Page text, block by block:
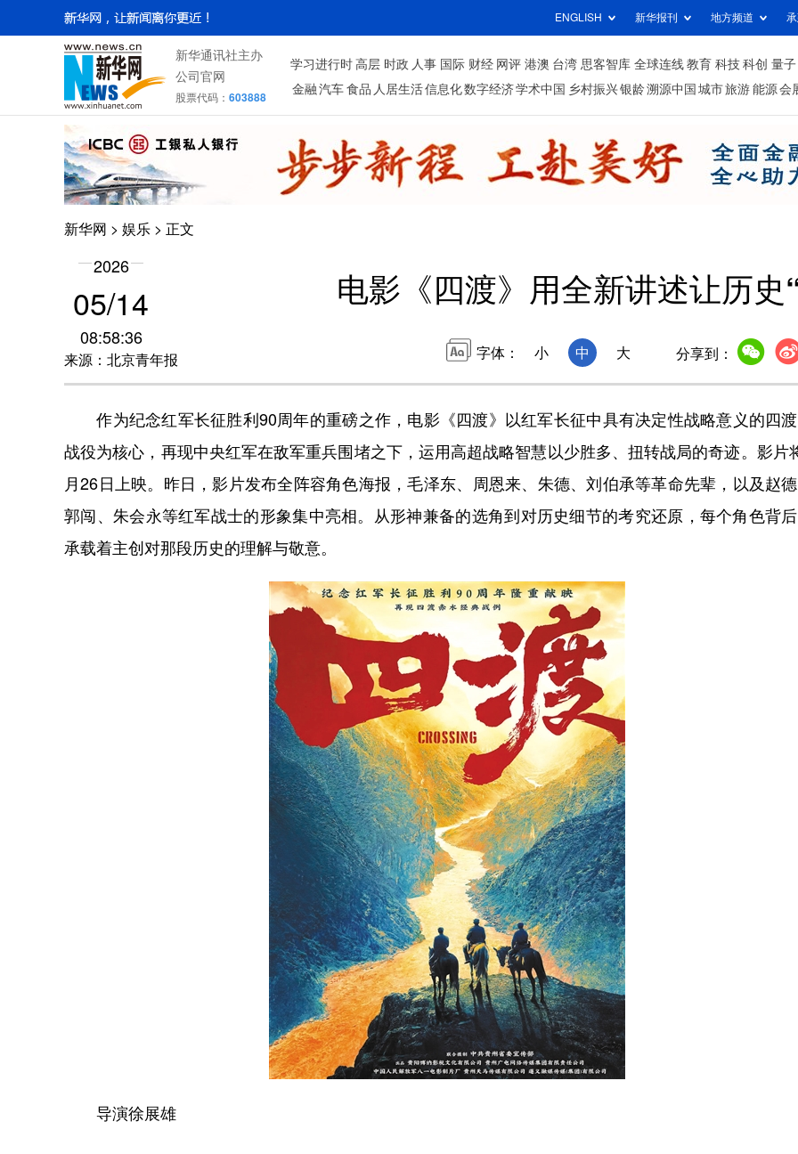
ENGLISH 新华报刊 地方频道
新华通讯社主办
公司官网
股票代码： 603888
学习进行时 高层 时政 人事 国际 财经 网评 港澳 台湾 思客智库 全球连线 教育 科技 科创 量子
金融 汽车 食品 人居生活信息化数字经济学术中国 乡村振兴银龄溯源中国 城市旅游 能源 会
新华网 > 娱乐 > 正文
2026
05/14
08:58:36
来源：北京青年报
电影《四渡》用全新讲述让历史
字体： 小 中 大 分享到：
作为纪念红军长征胜利90周年的重磅之作，电影《四渡》以红军长征中具有决定性战略意义的四渡
战役为核心，再现中央红军在敌军重兵围堵之下，运用高超战略智慧以少胜多、扭转战局的奇迹。影片
月26日上映。昨日，影片发布全阵容角色海报，毛泽东、周恩来、朱德、刘伯承等革命先辈，以及赵德
郭闯、朱会永等红军战士的形象集中亮相。从形神兼备的选角到对历史细节的考究还原，每个角色背
承载着主创对那段历史的理解与敬意。
导演徐展雄